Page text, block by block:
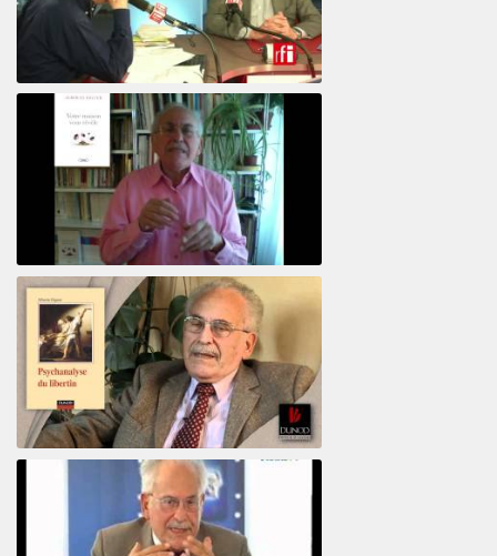
Votre maison vous révèle
Psychanalyse du libertin